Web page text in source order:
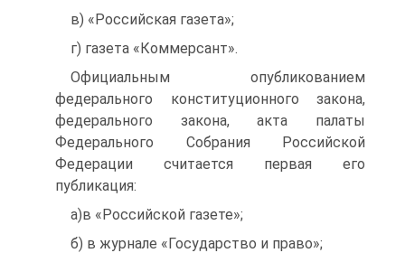
в) «Российская газета»;
г) газета «Коммерсант».
Официальным опубликованием
федерального конституционного закона,
федерального закона, акта палаты
Федерального Собрания Российской
Федерации считается первая его
публикация:
а)в «Российской газете»;
б) в журнале «Государство и право»;